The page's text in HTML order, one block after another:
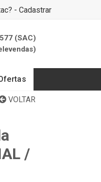
- Cadastrar
(SAC)
VOLTAR
/